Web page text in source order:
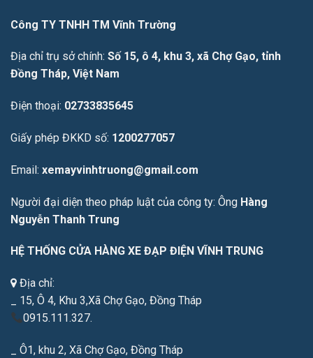
Công TY TNHH TM Vĩnh Trường
Địa chỉ trụ sở chính: Số 15, ô 4, khu 3, xã Chợ Gạo, tỉnh
Đồng Tháp, Việt Nam
Điện thoại: 02733835645
Giấy phép ĐKKD số: 1200277057
Email: xemayvinhtruong@gmail.com
Người đại diện theo pháp luật của công ty: Ông Hàng
Nguyễn Thanh Trung
HỆ THỐNG CỬA HÀNG XE ĐẠP ĐIỆN VĨNH TRUNG
Địa chỉ:
_ 15, Ô 4, Khu 3,Xã Chợ Gạo, Đồng Tháp
0915.111.327.
_ Ô1, khu 2, Xã Chợ Gạo, Đồng Tháp